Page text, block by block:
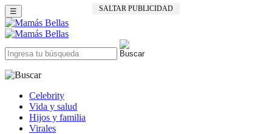
SALTAR PUBLICIDAD
☰
Celebrity
Vida y salud
Hijos y familia
Virales